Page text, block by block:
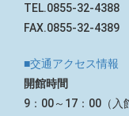
TEL.0855-32-4388
FAX.0855-32-4389
■交通アクセス情報
開館時間
9：00～17：00（入